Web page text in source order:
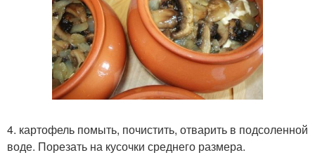
4. картофель помыть, почистить, отварить в подсоленной
воде. Порезать на кусочки среднего размера.